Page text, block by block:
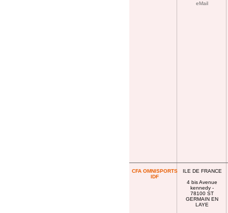
eMail
CFA OMNISPORTS
IDF
ILE DE FRANCE
4 bis Avenue
kennedy -
78100 ST
GERMAIN EN
LAYE